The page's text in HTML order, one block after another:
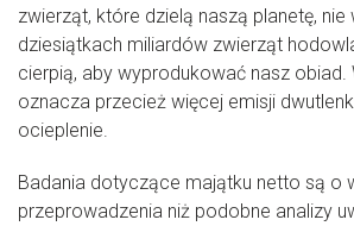
zwierząt, które dzielą naszą planetę,
dziesiątkach miliardów zwierząt
cierpią, aby wyprodukować nasz obiad.
oznacza przecież więcej emisji
ocieplenie.
Badania dotyczące majątku netto są o
przeprowadzenia niż podobne analizy